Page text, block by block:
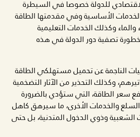
للدولة خصوصا في السيطرة
الأساسية وفي مقدمتها الطاقة
والماء وكذلك الخدمات التعليمية
خطورة تصفية دور الدولة في هذه
الناجمة عن تحميل مستهلكي الطاقة
وكذلك التحذير من الآثار التضخمية
سعر الطاقة، التي ستؤدي بالضرورة
والخدمات الأخرى، ما سيرهق كاهل
الشعبية وذوي الدخول المتدنية، بل حتى